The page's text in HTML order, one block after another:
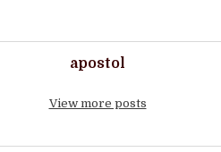
apostol
View more posts